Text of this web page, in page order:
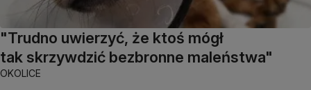
"Trudno uwierzyć, że ktoś mógł
tak skrzywdzić bezbronne maleństwa"
OKOLICE